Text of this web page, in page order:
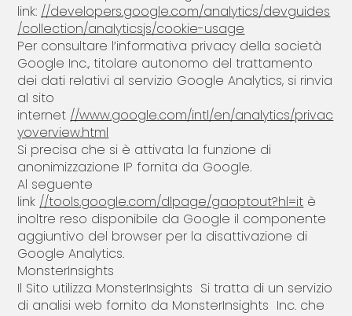
link: //developers.google.com/analytics/devguides
/collection/analyticsjs/cookie-usage
Per consultare l’informativa privacy della società
Google Inc., titolare autonomo del trattamento
dei dati relativi al servizio Google Analytics, si rinvia
al sito
internet //www.google.com/intl/en/analytics/privac
yoverview.html
Si precisa che si è attivata la funzione di
anonimizzazione IP fornita da Google.
Al seguente
link //tools.google.com/dlpage/gaoptout?hl=it è
inoltre reso disponibile da Google il componente
aggiuntivo del browser per la disattivazione di
Google Analytics.
MonsterInsights
Il Sito utilizza MonsterInsights Si tratta di un servizio
di analisi web fornito da MonsterInsights Inc. che